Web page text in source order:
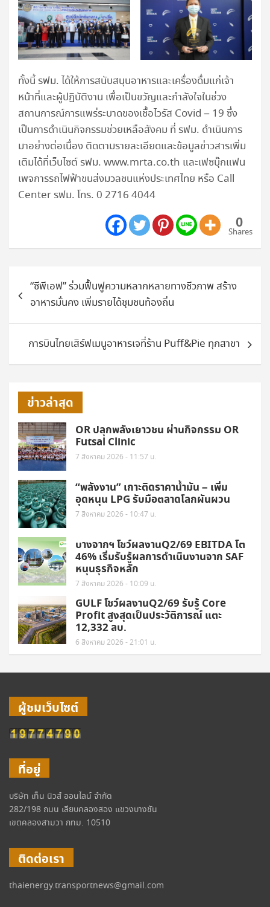
ทั้งนี้ รฟม. ได้ให้การสนับสนุนอาหารและเครื่องดื่มแก่เจ้า
หน้าที่และผู้ปฏิบัติงาน เพื่อเป็นขวัญและกำลังใจในช่วง
สถานการณ์การแพร่ระบาดของเชื้อไวรัส Covid – 19 ซึ่ง
เป็นการดำเนินกิจกรรมช่วยเหลือสังคม ที่ รฟม. ดำเนินการ
มาอย่างต่อเนื่อง ติดตามรายละเอียดและข้อมูลข่าวสารเพิ่ม
เติมได้ที่เว็บไซต์ รฟม. www.mrta.co.th และเฟซบุ๊กแฟน
เพจการรถไฟฟ้าขนส่งมวลชนแห่งประเทศไทย หรือ Call
Center รฟม. โทร. 0 2716 4044
0
Shares
เรื่อง“ซีพีเอฟ” ร่วมฟื้นฟูความหลากหลายทางชีวภาพ สร้าง
อาหารมั่นคง เพิ่มรายได้ชุมชนท้องถิ่น
การบินไทยเสิร์ฟเมนูอาหารเจที่ร้าน Puff&Pie ทุกสาขา
ข่าวล่าสุด
OR ปลุกพลังเยาวชน ผ่านกิจกรรม OR
Futsal Clinic
7 สิงหาคม 2026 - 11:57 น.
“พลังงาน” เกาะติดราคาน้ำมัน – เพิ่ม
อุดหนุน LPG รับมือตลาดโลกผันผวน
7 สิงหาคม 2026 - 10:47 น.
บางจากฯ โชว์ผลงานQ2/69 EBITDA โต
46% เริ่มรับรู้ผลการดำเนินงานจาก SAF
หนุนธุรกิจหลัก
7 สิงหาคม 2026 - 10:09 น.
GULF โชว์ผลงานQ2/69 รับรู้ Core
Profit สูงสุดเป็นประวัติการณ์ แตะ
12,332 ลบ.
6 สิงหาคม 2026 - 21:01 น.
ผู้ชมเว็บไซต์
ที่อยู่
บริษัท เท็น นิวส์ ออนไลน์ จำกัด
282/198 ถนน เลียบคลองสอง แขวงบางชัน
เขตคลองสามวา กทม. 10510
ติดต่อเรา
thaienergy.transportnews@gmail.com